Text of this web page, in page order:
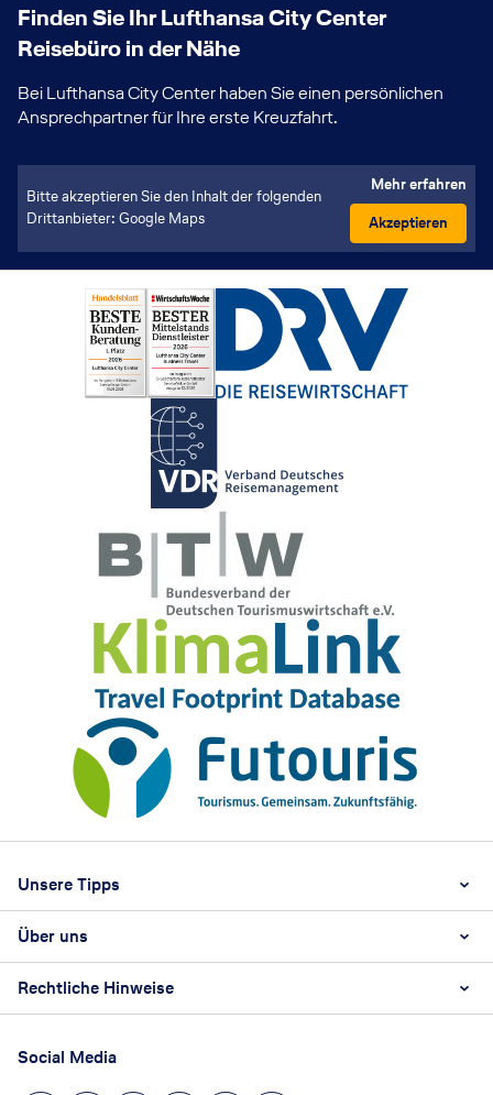
Finden Sie Ihr Lufthansa City Center
Reisebüro in der Nähe
Bei Lufthansa City Center haben Sie einen persönlichen
Ansprechpartner für Ihre erste Kreuzfahrt.
Bitte akzeptieren Sie den Inhalt der folgenden
Drittanbieter: Google Maps
Mehr erfahren
Akzeptieren
Unsere Tipps
Beste Reisezeit
Über uns
Karriere
Reisebüro Franchise-Partner werden
Rechtliche Hinweise
Social Media